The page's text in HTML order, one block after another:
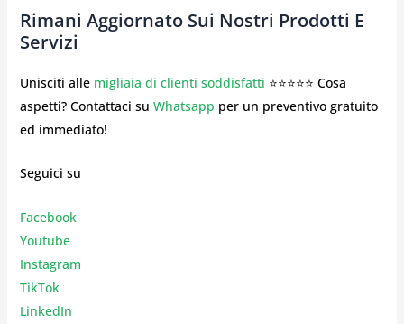
Rimani Aggiornato Sui Nostri Prodotti E
Servizi
Unisciti alle migliaia di clienti soddisfatti ⭐⭐⭐⭐⭐ Cosa
aspetti? Contattaci su Whatsapp per un preventivo gratuito
ed immediato!
Seguici su
Facebook
Youtube
Instagram
TikTok
LinkedIn